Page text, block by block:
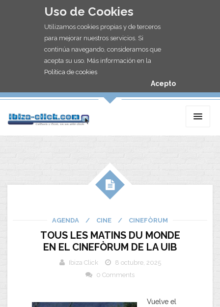
Uso de Cookies
Utilizamos cookies propias y de terceros
para mejorar nuestros servicios. Si
continúa navegando, consideramos que
acepta su uso. Más información en la
Política de cookies
Acepto
AGENDA / CINE / CINEFÒRUM
TOUS LES MATINS DU MONDE
EN EL CINEFÒRUM DE LA UIB
Ibiza Click
8 octubre, 2025
0 Comments
Vuelve el